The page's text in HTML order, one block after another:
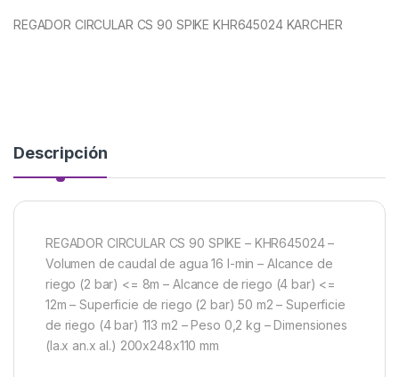
REGADOR CIRCULAR CS 90 SPIKE KHR645024 KARCHER
Descripción
REGADOR CIRCULAR CS 90 SPIKE – KHR645024 –
Volumen de caudal de agua 16 l-min – Alcance de
riego (2 bar) <= 8m – Alcance de riego (4 bar) <=
12m – Superficie de riego (2 bar) 50 m2 – Superficie
de riego (4 bar) 113 m2 – Peso 0,2 kg – Dimensiones
(la.x an.x al.) 200x248x110 mm